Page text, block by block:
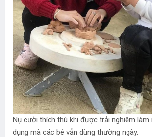
Nụ cười thích thú khi được trải nghiệm làm
dụng mà các bé vẫn dùng thường ngày.